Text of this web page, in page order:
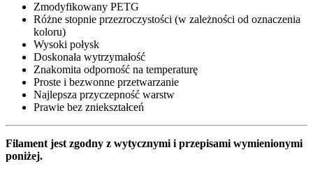
Zmodyfikowany PETG
Różne stopnie przezroczystości (w zależności od oznaczenia
koloru)
Wysoki połysk
Doskonała wytrzymałość
Znakomita odporność na temperaturę
Proste i bezwonne przetwarzanie
Najlepsza przyczepność warstw
Prawie bez zniekształceń
Filament jest zgodny z wytycznymi i przepisami wymienionymi
poniżej.